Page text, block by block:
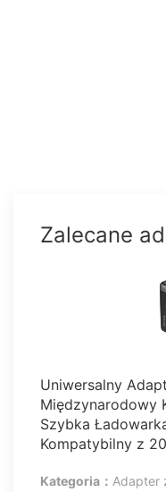
Zalecane
Uniwersalny
Międzynarodowy
Szybka
Kompatybilny z
Kategoria： Adapter